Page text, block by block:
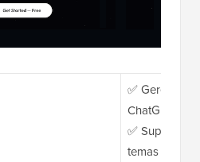
✅ Gerencie
ChatGPT,
✅ Suporta
temas e SEO